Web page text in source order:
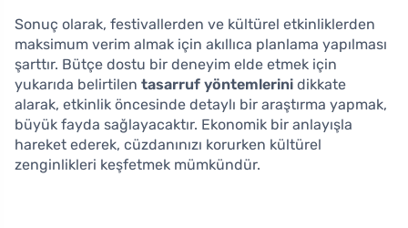
Sonuç olarak, festivallerden ve kültürel etkinliklerden
maksimum verim almak için akıllıca planlama yapılması
şarttır. Bütçe dostu bir deneyim elde etmek için
yukarıda belirtilen tasarruf yöntemlerini dikkate
alarak, etkinlik öncesinde detaylı bir araştırma yapmak,
büyük fayda sağlayacaktır. Ekonomik bir anlayışla
hareket ederek, cüzdanınızı korurken kültürel
zenginlikleri keşfetmek mümkündür.